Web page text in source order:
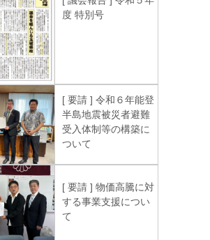
度 特別号
[ 要請 ] 令和６年能登
半島地震被災者避難
受入体制等の構築に
ついて
[ 要請 ] 物価高騰に対
する事業支援につい
て